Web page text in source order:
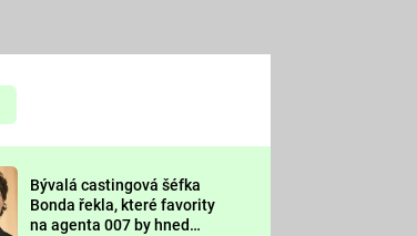
Prima LAJK
Sledujte nás
Bývalá castingová šéfka
Bonda řekla, které favority
na agenta 007 by hned